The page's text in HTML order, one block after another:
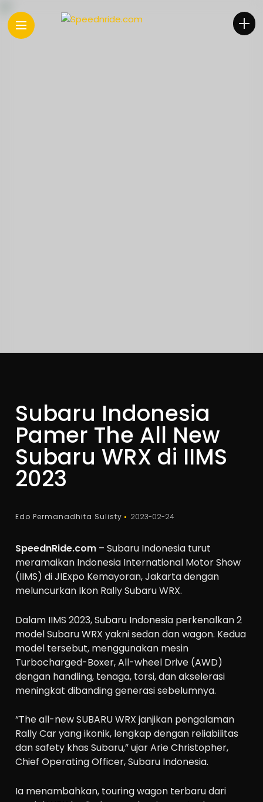
Subaru Indonesia
Pamer The All New
Subaru WRX di IIMS
2023
Edo Permanadhita Sulisty 2023-02-24
SpeednRide.com – Subaru Indonesia turut
meramaikan Indonesia International Motor Show
(IIMS) di JIExpo Kemayoran, Jakarta dengan
meluncurkan Ikon Rally Subaru WRX.
Dalam IIMS 2023, Subaru Indonesia perkenalkan 2
model Subaru WRX yakni sedan dan wagon. Kedua
model tersebut, menggunakan mesin
Turbocharged-Boxer, All-wheel Drive (AWD)
dengan handling, tenaga, torsi, dan akselerasi
meningkat dibanding generasi sebelumnya.
“The all-new SUBARU WRX janjikan pengalaman
Rally Car yang ikonik, lengkap dengan reliabilitas
dan safety khas Subaru,” ujar Arie Christopher,
Chief Operating Officer, Subaru Indonesia.
Ia menambahkan, touring wagon terbaru dari